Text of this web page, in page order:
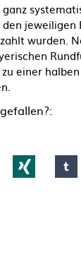
jeweiligen
wurden.
einer
LinkedIn